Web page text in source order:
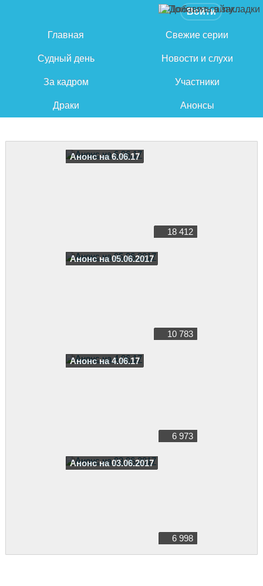
Войти
Главная Свежие серии
Судный день Новости и слухи
За кадром Участники
Драки Анонсы
Анонс на 6.06.17
18 412
Анонс на 05.06.2017
10 783
Анонс на 4.06.17
6 973
Анонс на 03.06.2017
6 998